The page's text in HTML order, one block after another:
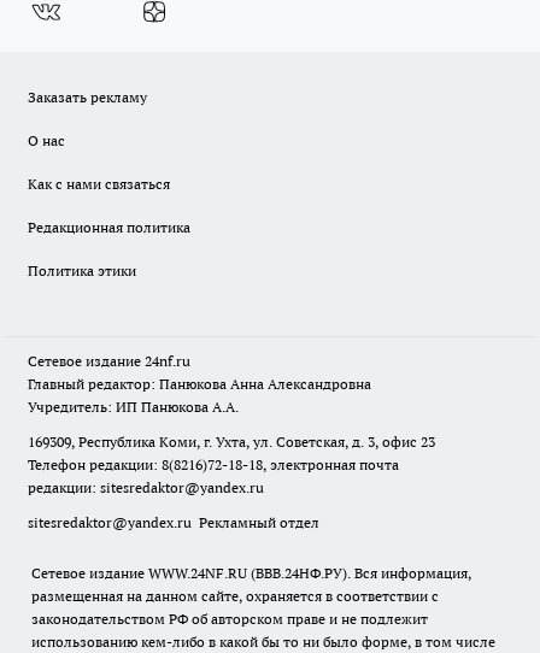
Заказать рекламу
О нас
Как с нами связаться
Редакционная политика
Политика этики
Сетевое издание 24nf.ru
Главный редактор: Панюкова Анна Александровна
Учредитель: ИП Панюкова А.А.
169309, Республика Коми, г. Ухта, ул. Советская, д. 3, офис 23
Телефон редакции: 8(8216)72-18-18, электронная почта
редакции: sitesredaktor@yandex.ru
sitesredaktor@yandex.ru Рекламный отдел
Сетевое издание WWW.24NF.RU (ВВВ.24НФ.РУ). Вся информация,
размещенная на данном сайте, охраняется в соответствии с
законодательством РФ об авторском праве и не подлежит
использованию кем-либо в какой бы то ни было форме, в том числе